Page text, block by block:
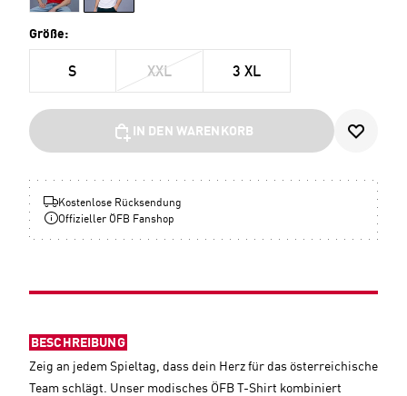
Größe:
S XXL 3 XL
IN DEN WARENKORB
Kostenlose Rücksendung
Offizieller ÖFB Fanshop
BESCHREIBUNG
Zeig an jedem Spieltag, dass dein Herz für das österreichische
Team schlägt. Unser modisches ÖFB T-Shirt kombiniert